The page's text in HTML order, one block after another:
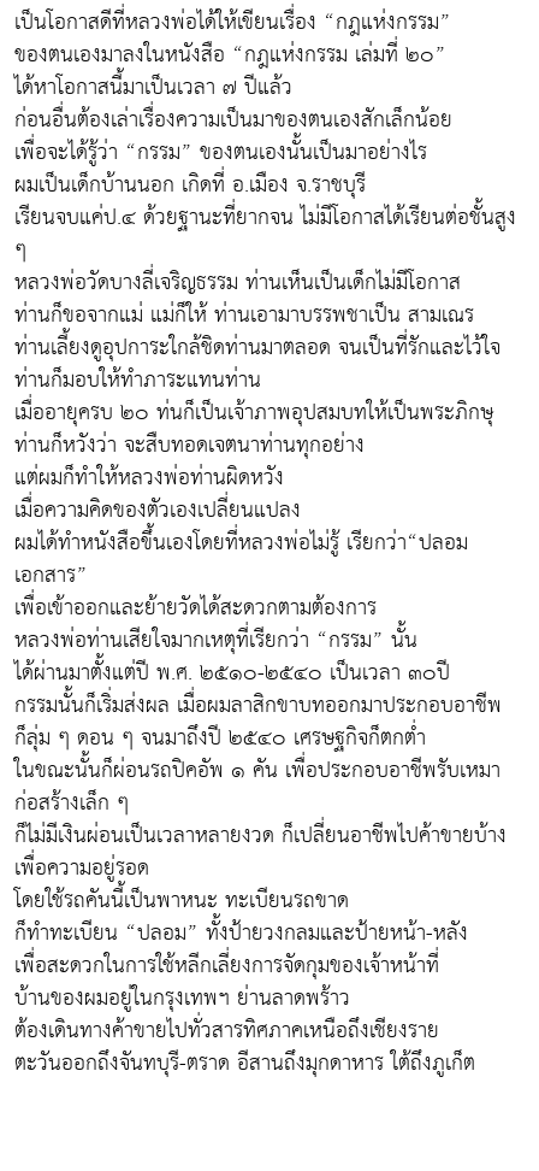
เป็นโอกาสดีที่หลวงพ่อได้ให้เขียนเรื่อง “กฎแห่งกรรม”
ของตนเองมาลงในหนังสือ “กฎแห่งกรรม เล่มที่ ๒๐”
ได้หาโอกาสนี้มาเป็นเวลา ๗ ปีแล้ว
ก่อนอื่นต้องเล่าเรื่องความเป็นมาของตนเองสักเล็กน้อย
เพื่อจะได้รู้ว่า “กรรม” ของตนเองนั้นเป็นมาอย่างไร
ผมเป็นเด็กบ้านนอก เกิดที่ อ.เมือง จ.ราชบุรี
เรียนจบแค่ป.๔ ด้วยฐานะที่ยากจน ไม่มีโอกาสได้เรียนต่อชั้นสูง
ๆ
หลวงพ่อวัดบางลี่เจริญธรรม ท่านเห็นเป็นเด็กไม่มีโอกาส
ท่านก็ขอจากแม่ แม่ก็ให้ ท่านเอามาบรรพชาเป็น สามเณร
ท่านเลี้ยงดูอุปการะใกล้ชิดท่านมาตลอด จนเป็นที่รักและไว้ใจ
ท่านก็มอบให้ทำภาระแทนท่าน
เมื่ออายุครบ ๒๐ ท่นก็เป็นเจ้าภาพอุปสมบทให้เป็นพระภิกษุ
ท่านก็หวังว่า จะสืบทอดเจตนาท่านทุกอย่าง
แต่ผมก็ทำให้หลวงพ่อท่านผิดหวัง
เมื่อความคิดของตัวเองเปลี่ยนแปลง
ผมได้ทำหนังสือขึ้นเองโดยที่หลวงพ่อไม่รู้ เรียกว่า“ปลอม
เอกสาร”
เพื่อเข้าออกและย้ายวัดได้สะดวกตามต้องการ
หลวงพ่อท่านเสียใจมากเหตุที่เรียกว่า “กรรม” นั้น
ได้ผ่านมาตั้งแต่ปี พ.ศ. ๒๕๑๐-๒๕๔๐ เป็นเวลา ๓๐ปี
กรรมนั้นก็เริ่มส่งผล เมื่อผมลาสิกขาบทออกมาประกอบอาชีพ
ก็ลุ่ม ๆ ดอน ๆ จนมาถึงปี ๒๕๔๐ เศรษฐกิจก็ตกต่ำ
ในขณะนั้นก็ผ่อนรถปิคอัพ ๑ คัน เพื่อประกอบอาชีพรับเหมา
ก่อสร้างเล็ก ๆ
ก็ไม่มีเงินผ่อนเป็นเวลาหลายงวด ก็เปลี่ยนอาชีพไปค้าขายบ้าง
เพื่อความอยู่รอด
โดยใช้รถคันนี้เป็นพาหนะ ทะเบียนรถขาด
ก็ทำทะเบียน “ปลอม” ทั้งป้ายวงกลมและป้ายหน้า-หลัง
เพื่อสะดวกในการใช้หลีกเลี่ยงการจัดกุมของเจ้าหน้าที่
บ้านของผมอยู่ในกรุงเทพฯ ย่านลาดพร้าว
ต้องเดินทางค้าขายไปทั่วสารทิศภาคเหนือถึงเชียงราย
ตะวันออกถึงจันทบุรี-ตราด อีสานถึงมุกดาหาร ใต้ถึงภูเก็ต